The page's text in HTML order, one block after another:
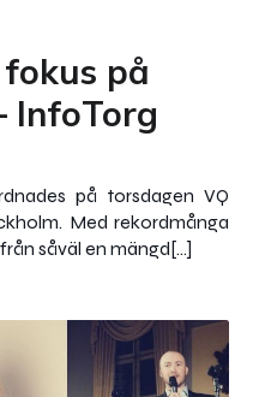
på
InfoTorg
på torsdagen VQ
Med rekordmånga
såväl en mängd[…]